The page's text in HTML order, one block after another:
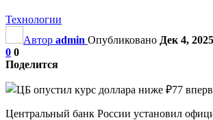
Технологии
Автор admin Опубликовано Дек 4, 2025
0 0
Поделится
Центральный банк России установил